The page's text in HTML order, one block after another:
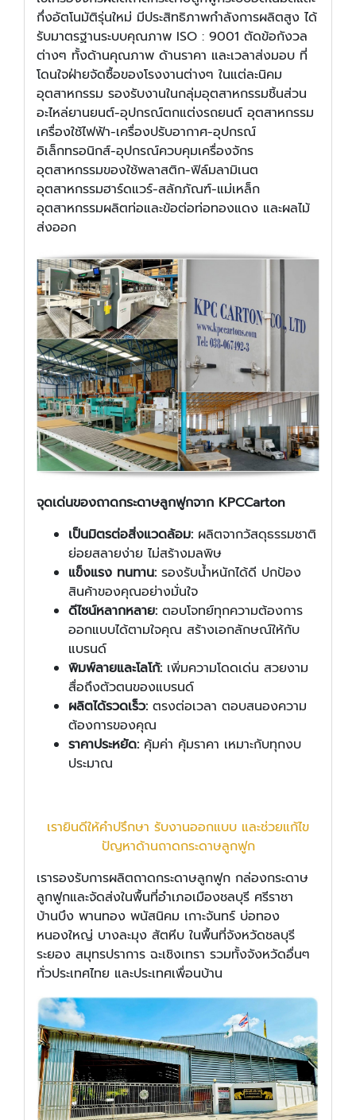
กึ่งอัตโนมัติรุ่นใหม่ มีประสิทธิภาพกำลังการผลิตสูง ได้
รับมาตรฐานระบบคุณภาพ ISO : 9001 ตัดข้อกังวล
ต่างๆ ทั้งด้านคุณภาพ ด้านราคา และเวลาส่งมอบ ที่
โดนใจฝ่ายจัดซื้อของโรงงานต่างๆ ในแต่ละนิคม
อุตสาหกรรม รองรับงานในกลุ่มอุตสาหกรรมชิ้นส่วน
อะไหล่ยานยนต์-อุปกรณ์ตกแต่งรถยนต์ อุตสาหกรรม
เครื่องใช้ไฟฟ้า-เครื่องปรับอากาศ-อุปกรณ์
อิเล็กทรอนิกส์-อุปกรณ์ควบคุมเครื่องจักร
อุตสาหกรรมของใช้พลาสติก-ฟิล์มลามิเนต
อุตสาหกรรมฮาร์ดแวร์-สลักภัณฑ์-แม่เหล็ก
อุตสาหกรรมผลิตท่อและข้อต่อท่อทองแดง และผลไม้
ส่งออก
จุดเด่นของถาดกระดาษลูกฟูกจาก KPCCarton
เป็นมิตรต่อสิ่งแวดล้อม: ผลิตจากวัสดุธรรมชาติ
ย่อยสลายง่าย ไม่สร้างมลพิษ
แข็งแรง ทนทาน: รองรับน้ำหนักได้ดี ปกป้อง
สินค้าของคุณอย่างมั่นใจ
ดีไซน์หลากหลาย: ตอบโจทย์ทุกความต้องการ
ออกแบบได้ตามใจคุณ สร้างเอกลักษณ์ให้กับ
แบรนด์
พิมพ์ลายและโลโก้: เพิ่มความโดดเด่น สวยงาม
สื่อถึงตัวตนของแบรนด์
ผลิตได้รวดเร็ว: ตรงต่อเวลา ตอบสนองความ
ต้องการของคุณ
ราคาประหยัด: คุ้มค่า คุ้มราคา เหมาะกับทุกงบ
ประมาณ
เรายินดีให้คำปรึกษา รับงานออกแบบ และช่วยแก้ไข
ปัญหาด้านถาดกระดาษลูกฟูก
เรารองรับการผลิตถาดกระดาษลูกฟูก กล่องกระดาษ
ลูกฟูกและจัดส่งในพื้นที่อำเภอเมืองชลบุรี ศรีราชา
บ้านบึง พานทอง พนัสนิคม เกาะจันทร์ บ่อทอง
หนองใหญ่ บางละมุง สัตหีบ ในพื้นที่จังหวัดชลบุรี
ระยอง สมุทรปราการ ฉะเชิงเทรา รวมทั้งจังหวัดอื่นๆ
ทั่วประเทศไทย และประเทศเพื่อนบ้าน